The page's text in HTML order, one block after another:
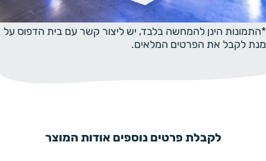
*התמונות הינן להמחשה בלבד, יש ליצור קשר עם בית הדפוס על
מנת לקבל את הפרטים המלאים.
לקבלת פרטים נוספים אודות המוצר